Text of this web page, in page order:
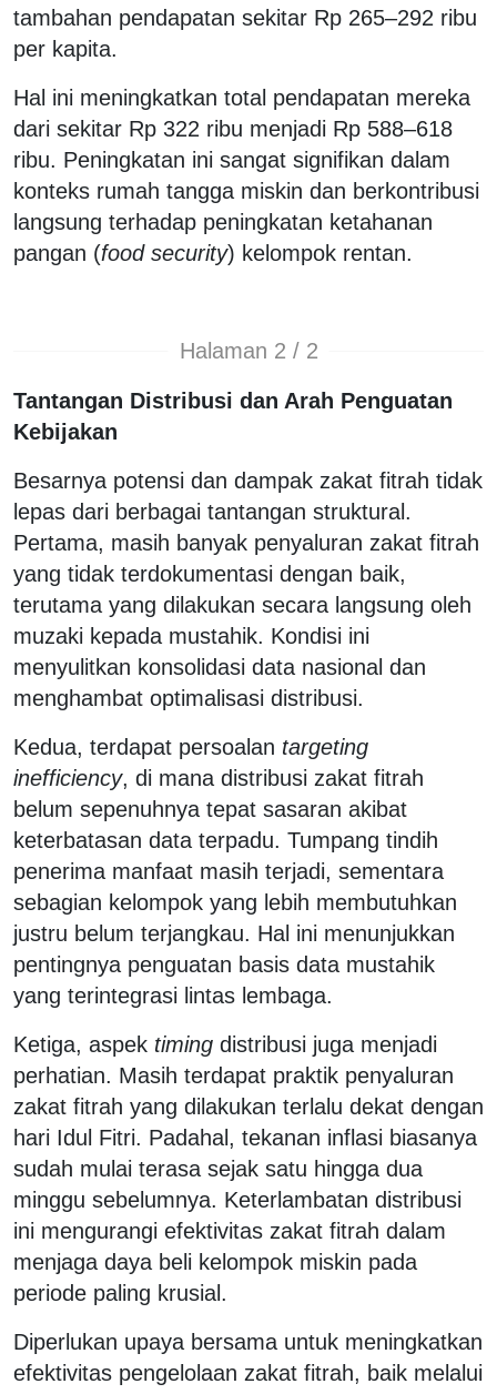
tambahan pendapatan sekitar Rp 265–292 ribu
per kapita.
Hal ini meningkatkan total pendapatan mereka
dari sekitar Rp 322 ribu menjadi Rp 588–618
ribu. Peningkatan ini sangat signifikan dalam
konteks rumah tangga miskin dan berkontribusi
langsung terhadap peningkatan ketahanan
pangan (food security) kelompok rentan.
Halaman 2 / 2
Tantangan Distribusi dan Arah Penguatan
Kebijakan
Besarnya potensi dan dampak zakat fitrah tidak
lepas dari berbagai tantangan struktural.
Pertama, masih banyak penyaluran zakat fitrah
yang tidak terdokumentasi dengan baik,
terutama yang dilakukan secara langsung oleh
muzaki kepada mustahik. Kondisi ini
menyulitkan konsolidasi data nasional dan
menghambat optimalisasi distribusi.
Kedua, terdapat persoalan targeting
inefficiency, di mana distribusi zakat fitrah
belum sepenuhnya tepat sasaran akibat
keterbatasan data terpadu. Tumpang tindih
penerima manfaat masih terjadi, sementara
sebagian kelompok yang lebih membutuhkan
justru belum terjangkau. Hal ini menunjukkan
pentingnya penguatan basis data mustahik
yang terintegrasi lintas lembaga.
Ketiga, aspek timing distribusi juga menjadi
perhatian. Masih terdapat praktik penyaluran
zakat fitrah yang dilakukan terlalu dekat dengan
hari Idul Fitri. Padahal, tekanan inflasi biasanya
sudah mulai terasa sejak satu hingga dua
minggu sebelumnya. Keterlambatan distribusi
ini mengurangi efektivitas zakat fitrah dalam
menjaga daya beli kelompok miskin pada
periode paling krusial.
Diperlukan upaya bersama untuk meningkatkan
efektivitas pengelolaan zakat fitrah, baik melalui